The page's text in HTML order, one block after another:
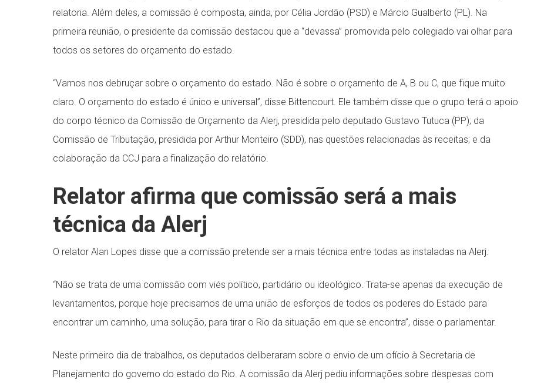
relatoria. Além deles, a comissão é composta, ainda, por Célia Jordão (PSD) e Márcio Gualberto (PL). Na
primeira reunião, o presidente da comissão destacou que a “devassa” promovida pelo colegiado vai olhar para
todos os setores do orçamento do estado.
“Vamos nos debruçar sobre o orçamento do estado. Não é sobre o orçamento de A, B ou C, que fique muito
claro. O orçamento do estado é único e universal”, disse Bittencourt. Ele também disse que o grupo terá o apoio
do corpo técnico da Comissão de Orçamento da Alerj, presidida pelo deputado Gustavo Tutuca (PP); da
Comissão de Tributação, presidida por Arthur Monteiro (SDD), nas questões relacionadas às receitas; e da
colaboração da CCJ para a finalização do relatório.
Relator afirma que comissão será a mais
técnica da Alerj
O relator Alan Lopes disse que a comissão pretende ser a mais técnica entre todas as instaladas na Alerj.
“Não se trata de uma comissão com viés político, partidário ou ideológico. Trata-se apenas da execução de
levantamentos, porque hoje precisamos de uma união de esforços de todos os poderes do Estado para
encontrar um caminho, uma solução, para tirar o Rio da situação em que se encontra”, disse o parlamentar.
Neste primeiro dia de trabalhos, os deputados deliberaram sobre o envio de um ofício à Secretaria de
Planejamento do governo do estado do Rio. A comissão da Alerj pediu informações sobre despesas com